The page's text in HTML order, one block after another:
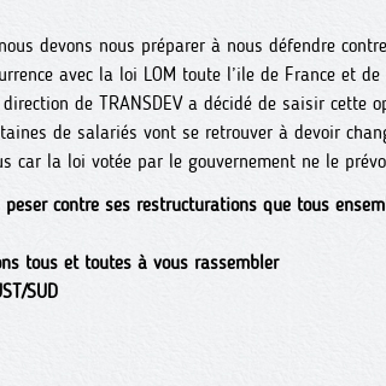
devons nous préparer à nous défendre
avec la loi LOM toute l’ile de France et
de TRANSDEV a décidé de saisir cette
de salariés vont se retrouver à devoir
car la loi votée par le gouvernement ne le
peser contre ses restructurations que tous
tous et toutes à vous rassembler
SUD